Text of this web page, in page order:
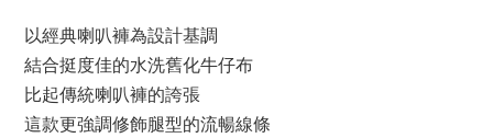
以經典喇叭褲為設計基調
結合挺度佳的水洗舊化牛仔布
比起傳統喇叭褲的誇張
這款更強調修飾腿型的流暢線條